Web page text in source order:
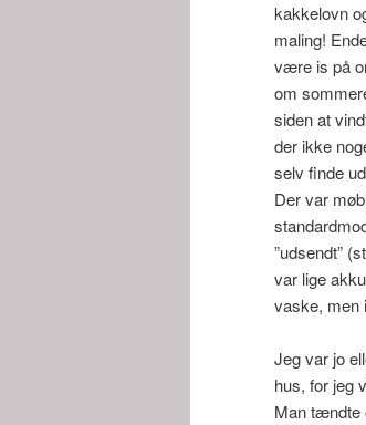
kakkelovn
maling!
være is på
om
siden at
der ikke
selv finde
Der var
”udsendt”
var lige
vaske, men
Jeg var jo
hus, for jeg
Man tændte